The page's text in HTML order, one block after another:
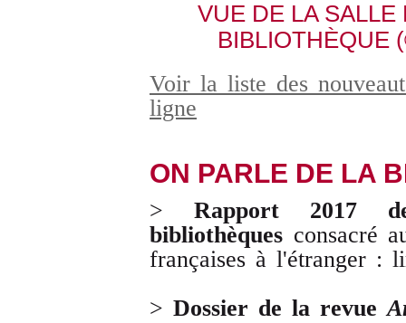
VUE DE LA
BIBLIOTHÈQUE
Voir la liste des
ligne
ON PARLE DE LA
> Rapport 2017
bibliothèques consacré
françaises à l'étranger :
> Dossier de la revue